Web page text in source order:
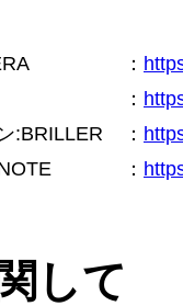
：
：
:BRILLER
：
：
して